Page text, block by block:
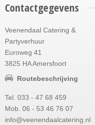
Contactgegevens
Veenendaal Catering &
Partyverhuur
Euroweg 41
3825 HA Amersfoort
Routebeschrijving
Tel. 033 - 47 68 459
Mob. 06 - 53 46 76 07
info@veenendaalcatering.nl